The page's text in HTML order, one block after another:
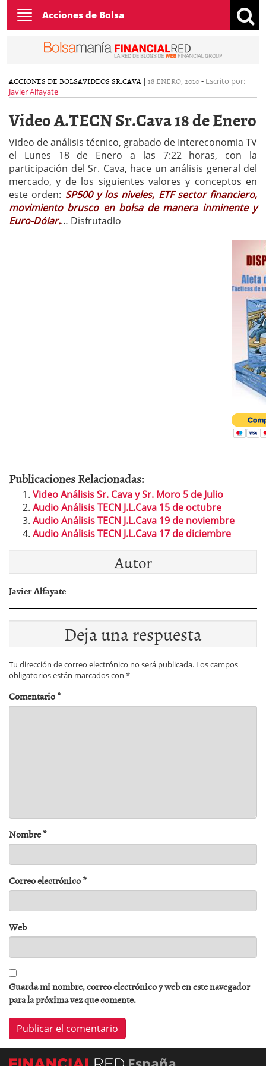
Toggle
navigation
Acciones de Bolsa
ACCIONES DE BOLSAVIDEOS SR.CAVA | 18 ENERO, 2010- Escrito por:
Javier Alfayate
Video A.TECN Sr.Cava 18 de Enero
Video de análisis técnico, grabado de Intereconomia TV
el Lunes 18 de Enero a las 7:22 horas, con la
participación del Sr. Cava, hace un análisis general del
mercado, y de los siguientes valores y conceptos en
este orden: SP500 y los niveles, ETF sector financiero,
movimiento brusco en bolsa de manera inminente y
Euro-Dólar.… Disfrutadlo
Publicaciones Relacionadas:
Video Análisis Sr. Cava y Sr. Moro 5 de Julio
Audio Análisis TECN J.L.Cava 15 de octubre
Audio Análisis TECN J.L.Cava 19 de noviembre
Audio Análisis TECN J.L.Cava 17 de diciembre
Autor
Javier Alfayate
Deja una respuesta
Tu dirección de correo electrónico no será publicada. Los campos
obligatorios están marcados con *
Comentario*
Nombre*
Correo electrónico*
Web
Guarda mi nombre, correo electrónico y web en este navegador
para la próxima vez que comente.